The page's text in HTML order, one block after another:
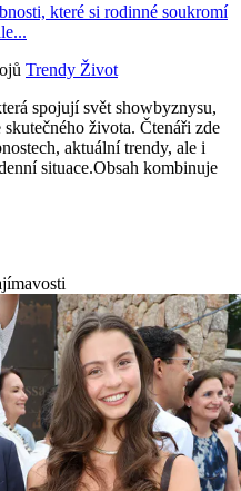
které si rodinné soukromí
Trendy Život
spojují svět showbyznysu,
života. Čtenáři zde
aktuální trendy, ale i
situace.Obsah kombinuje